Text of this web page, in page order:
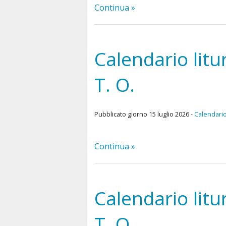
Continua »
Calendario
T. O.
Pubblicato giorno 15 luglio 2026 -
Continua »
Calendario